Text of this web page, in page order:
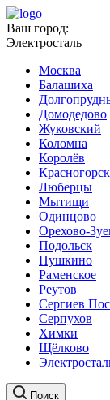
Ваш город:
Электросталь
Москва
Балашиха
Домодедово
Жуковский
Коломна
Королёв
Красногорск
Люберцы
Мытищи
Одинцово
Орехово-
Подольск
Пушкино
Раменское
Реутов
Сергиев
Серпухов
Химки
Щёлково
Поиск